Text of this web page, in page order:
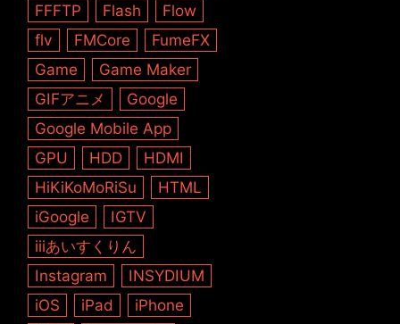
FFFTP
Flash
Flow
flv
FMCore
FumeFX
Game
Game Maker
GIFアニメ
Google
Google Mobile App
GPU
HDD
HDMI
HiKiKoMoRiSu
HTML
iGoogle
IGTV
iiiあいすくりん
Instagram
INSYDIUM
iOS
iPad
iPhone